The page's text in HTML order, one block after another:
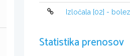
 Med
ljudje
Izločala [02] -
Statistika prenosov